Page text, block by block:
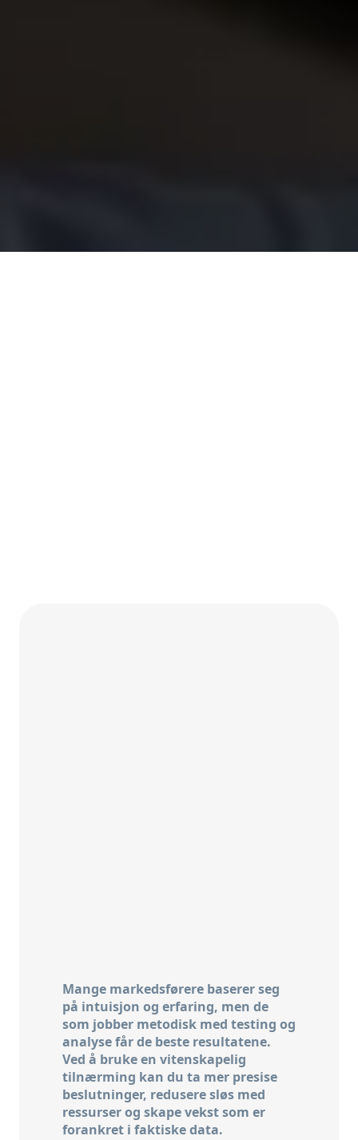
Mange markedsførere baserer seg
på intuisjon og erfaring, men de
som jobber metodisk med testing og
analyse får de beste resultatene.
Ved å bruke en vitenskapelig
tilnærming kan du ta mer presise
beslutninger, redusere sløs med
ressurser og skape vekst som er
forankret i faktiske data.